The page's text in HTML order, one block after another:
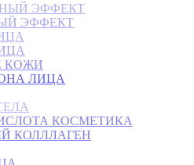
ЭФФЕКТ
ЭФФЕКТ
КОЖИ
ЛИЦА
КОСМЕТИКА
КОЛЛЛАГЕН